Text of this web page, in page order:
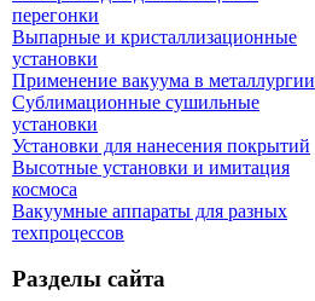
перегонки
Выпарные и кристаллизационные
установки
Применение вакуума в металлургии
Сублимационные сушильные
установки
Установки для нанесения покрытий
Высотные установки и имитация
космоса
Вакуумные аппараты для разных
техпроцессов
Разделы сайта